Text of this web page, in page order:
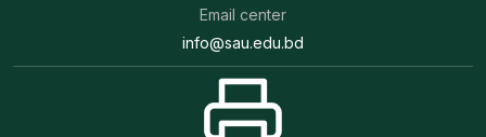
Email center
info@sau.edu.bd